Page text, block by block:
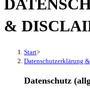
um,
Menü
&
Start>
Datenschutzerklärung
Datenschutz